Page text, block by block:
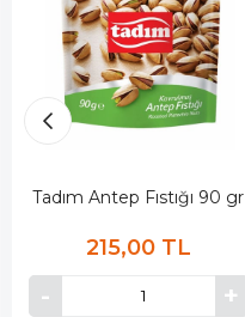
Tadım Antep Fıstığı 90 gr
215,00 TL